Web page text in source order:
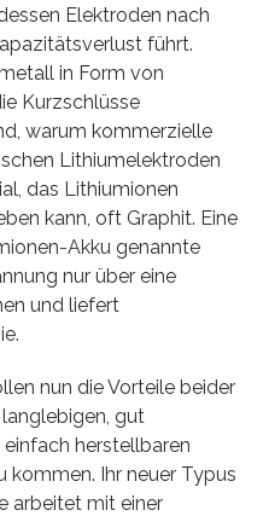
Elektroden nach
führt.
in Form von
Kurzschlüsse
warum kommerzielle
Lithiumelektroden
das Lithiumionen
kann, oft Graphit. Eine
Akku genannte
nur über eine
und liefert
nun die Vorteile beider
gut
herstellbaren
kommen. Ihr neuer Typus
arbeitet mit einer